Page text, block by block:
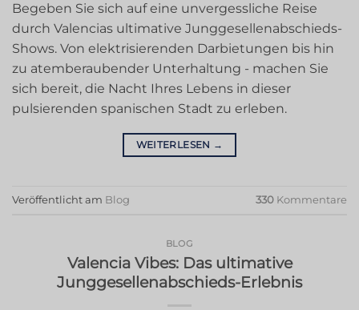
Begeben Sie sich auf eine unvergessliche Reise
durch Valencias ultimative Junggesellenabschieds-
Shows. Von elektrisierenden Darbietungen bis hin
zu atemberaubender Unterhaltung - machen Sie
sich bereit, die Nacht Ihres Lebens in dieser
pulsierenden spanischen Stadt zu erleben.
WEITERLESEN →
Veröffentlicht am Blog 330 Kommentare
BLOG
Valencia Vibes: Das ultimative
Junggesellenabschieds-Erlebnis